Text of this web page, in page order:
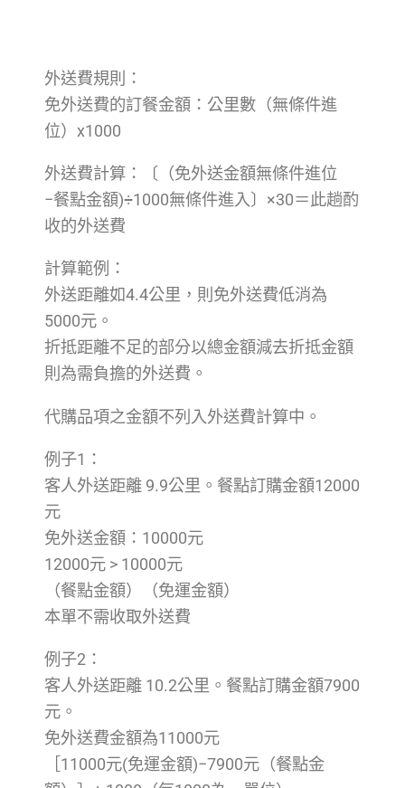
外送費規則：
免外送費的訂餐金額：公里數（無條件進
位）x1000
外送費計算：〔（免外送金額無條件進位
−餐點金額)÷1000無條件進入〕×30＝此趟酌
收的外送費
計算範例：
外送距離如4.4公里，則免外送費低消為
5000元。
折抵距離不足的部分以總金額減去折抵金額
則為需負擔的外送費。
代購品項之金額不列入外送費計算中。
例子1：
客人外送距離 9.9公里。餐點訂購金額12000
元
免外送金額：10000元
12000元 > 10000元
（餐點金額）（免運金額）
本單不需收取外送費
例子2：
客人外送距離 10.2公里。餐點訂購金額7900
元。
免外送費金額為11000元
［11000元(免運金額)−7900元（餐點金